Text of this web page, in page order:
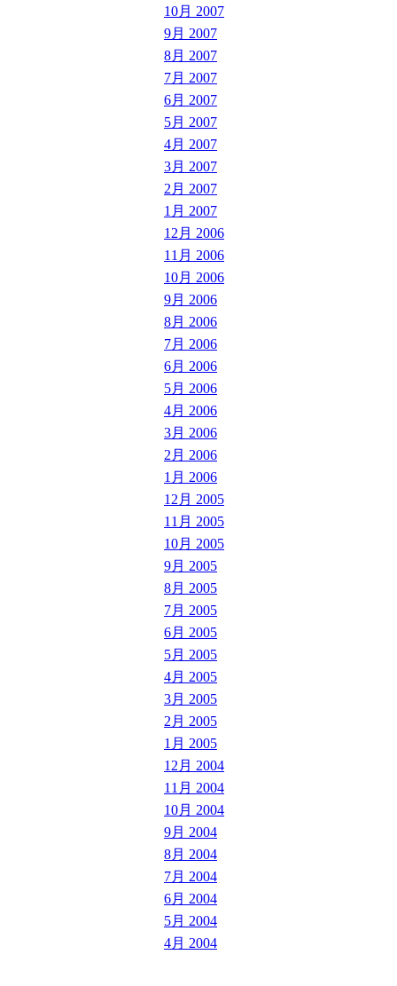
10月 2007
9月 2007
8月 2007
7月 2007
6月 2007
5月 2007
4月 2007
3月 2007
2月 2007
1月 2007
12月 2006
11月 2006
10月 2006
9月 2006
8月 2006
7月 2006
6月 2006
5月 2006
4月 2006
3月 2006
2月 2006
1月 2006
12月 2005
11月 2005
10月 2005
9月 2005
8月 2005
7月 2005
6月 2005
5月 2005
4月 2005
3月 2005
2月 2005
1月 2005
12月 2004
11月 2004
10月 2004
9月 2004
8月 2004
7月 2004
6月 2004
5月 2004
4月 2004